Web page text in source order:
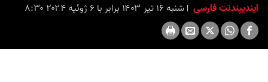
ایندیپندنت فارسی شنبه ۱۶ تیر ۱۴۰۳ برابر با ۶ ژوئیه ۲۰۲۴ ۸:۳۰